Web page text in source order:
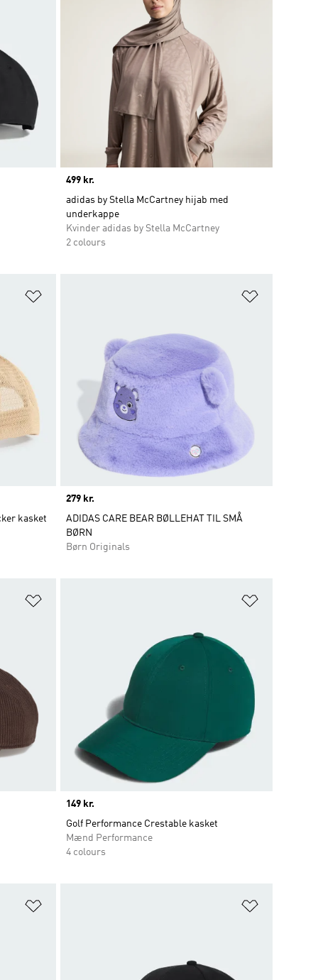
Price
499 kr.
adidas by Stella McCartney hijab med
underkappe
Kvinder adidas by Stella McCartney
2 colours
kasket
Price
279 kr.
ADIDAS CARE BEAR BØLLEHAT TIL SMÅ
BØRN
Børn Originals
Price
149 kr.
Golf Performance Crestable kasket
Mænd Performance
4 colours